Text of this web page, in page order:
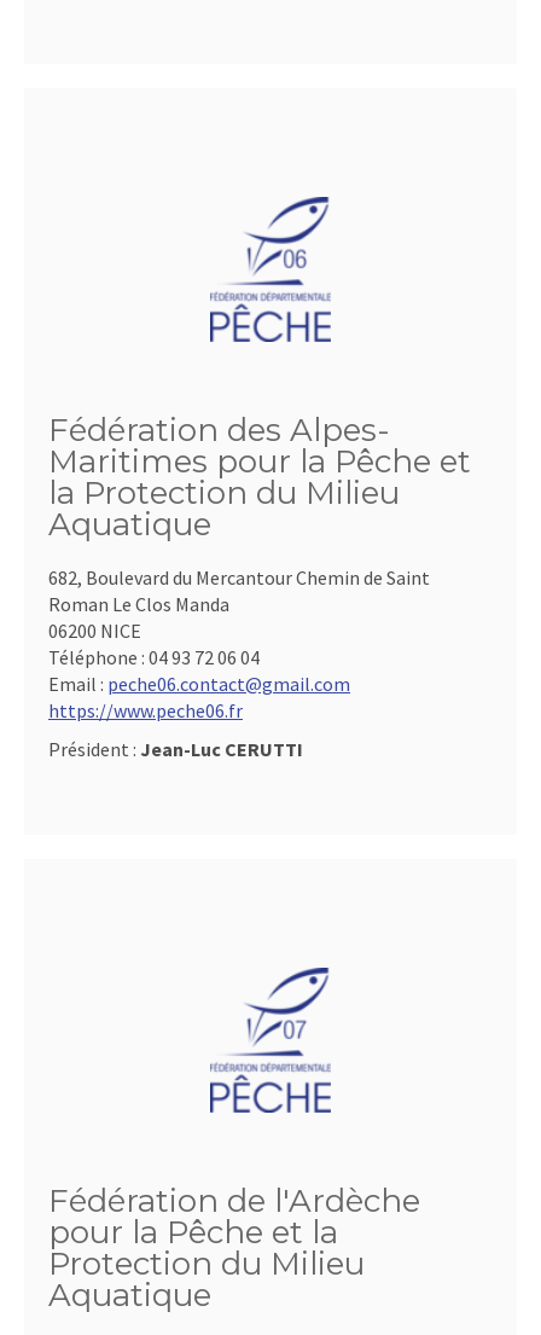
Fédération des Alpes-
Maritimes pour la Pêche et
la Protection du Milieu
Aquatique
682, Boulevard du Mercantour Chemin de Saint
Roman Le Clos Manda
06200 NICE
Téléphone : 04 93 72 06 04
Email : peche06.contact@gmail.com
https://www.peche06.fr
Président : Jean-Luc CERUTTI
Fédération de l'Ardèche
pour la Pêche et la
Protection du Milieu
Aquatique